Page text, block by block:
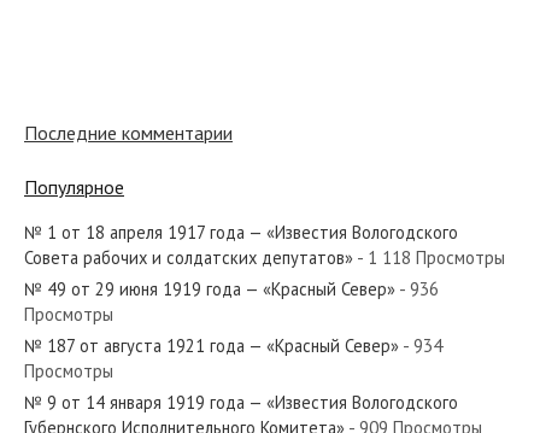
№ 123 от июня 1930 года — «Красный Север»
№ 99 от мая 1957 года — «Красный Север»
Последние комментарии
Популярное
№ 1 от 18 апреля 1917 года — «Известия Вологодского
Совета рабочих и солдатских депутатов» - 1 118 Просмотры
№ 49 от 29 июня 1919 года — «Красный Север» - 936
Просмотры
№ 187 от августа 1921 года — «Красный Север» - 934
Просмотры
№ 9 от 14 января 1919 года — «Известия Вологодского
Губернского Исполнительного Комитета» - 909 Просмотры